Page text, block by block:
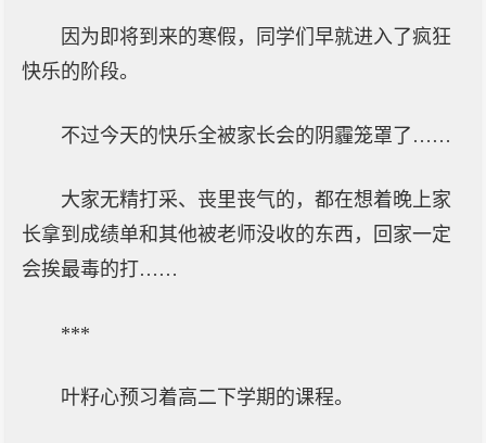
因为即将到来的寒假，同学们早就进入了疯狂
快乐的阶段。
不过今天的快乐全被家长会的阴霾笼罩了……
大家无精打采、丧里丧气的，都在想着晚上家
长拿到成绩单和其他被老师没收的东西，回家一定
会挨最毒的打……
***
叶籽心预习着高二下学期的课程。